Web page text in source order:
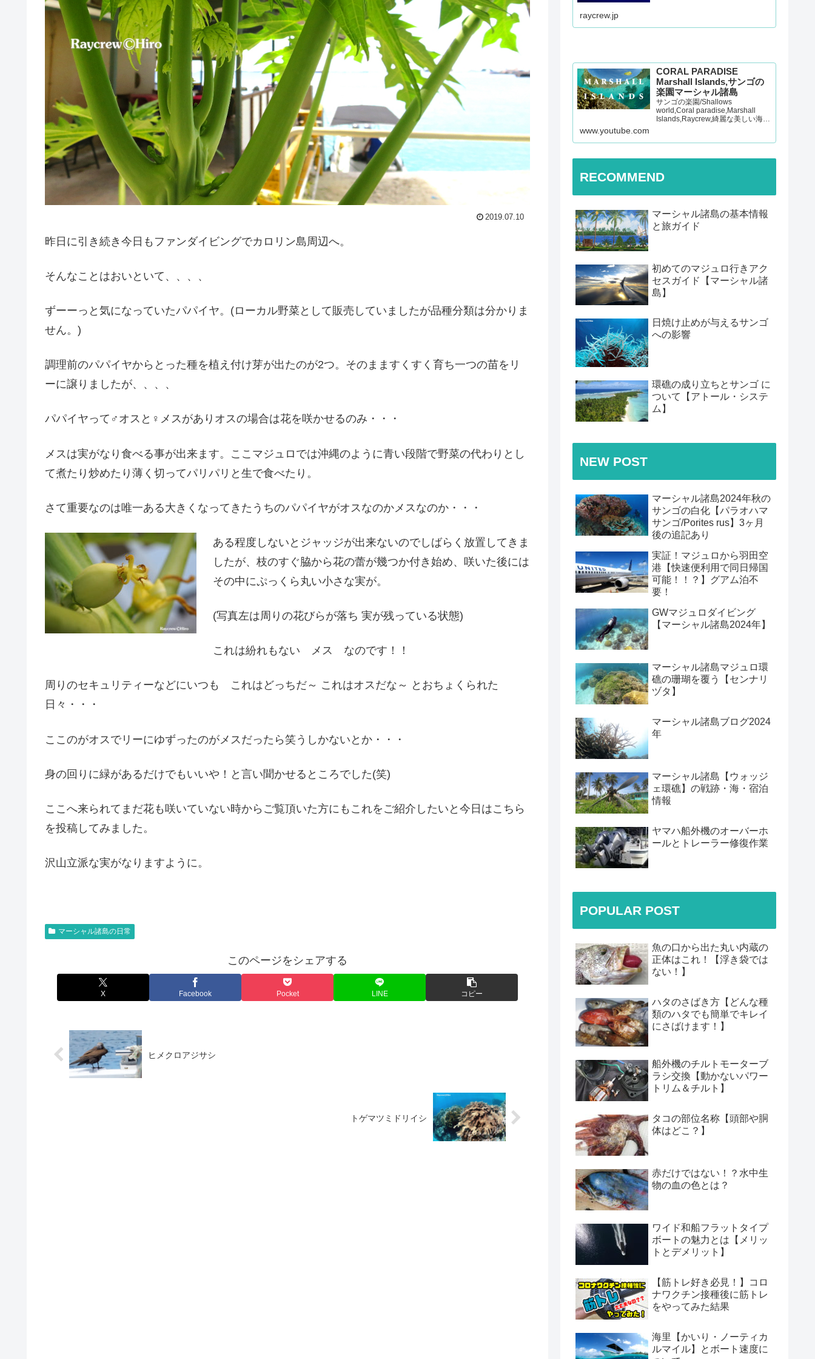
2019.07.10
昨日に引き続き今日もファンダイビングでカロリン島周辺へ。
そんなことはおいといて、、、、
ずーーっと気になっていたパパイヤ。(ローカル野菜として販売していましたが品種分類は分かりま
せん。)
調理前のパパイヤからとった種を植え付け芽が出たのが2つ。そのまますくすく育ち一つの苗をリ
ーに譲りましたが、、、、
パパイヤって♂オスと♀メスがありオスの場合は花を咲かせるのみ・・・
メスは実がなり食べる事が出来ます。ここマジュロでは沖縄のように青い段階で野菜の代わりとし
て煮たり炒めたり薄く切ってパリパリと生で食べたり。
さて重要なのは唯一ある大きくなってきたうちのパパイヤがオスなのかメスなのか・・・
ある程度しないとジャッジが出来ないのでしばらく放置してきま
したが、枝のすぐ脇から花の蕾が幾つか付き始め、咲いた後には
その中にぷっくら丸い小さな実が。
(写真左は周りの花びらが落ち 実が残っている状態)
これは紛れもない メス なのです！！
周りのセキュリティーなどにいつも これはどっちだ～ これはオスだな～ とおちょくられた
日々・・・
ここのがオスでリーにゆずったのがメスだったら笑うしかないとか・・・
身の回りに緑があるだけでもいいや！と言い聞かせるところでした(笑)
ここへ来られてまだ花も咲いていない時からご覧頂いた方にもこれをご紹介したいと今日はこちら
を投稿してみました。
沢山立派な実がなりますように。
マーシャル諸島の日常
このページをシェアする
X Facebook Pocket LINE コピー
ヒメクロアジサシ
トゲマツミドリイシ
raycrew.jp
CORAL PARADISE
Marshall Islands,サンゴの
楽園マーシャル諸島
サンゴの楽園/Shallows
world,Coral paradise,Marshall
Islands,Raycrew,綺麗な美しい海,
お願いします！】Presented…
www.youtube.com
RECOMMEND
マーシャル諸島の基本情報
と旅ガイド
初めてのマジュロ行きアク
セスガイド【マーシャル諸
島】
日焼け止めが与えるサンゴ
への影響
環礁の成り立ちとサンゴ に
ついて【アトール・システ
ム】
NEW POST
マーシャル諸島2024年秋の
サンゴの白化【パラオハマ
サンゴ/Porites rus】3ヶ月
後の追記あり
実証！マジュロから羽田空
港【快速便利用で同日帰国
可能！！？】グアム泊不
要！
GWマジュロダイビング
【マーシャル諸島2024年】
マーシャル諸島マジュロ環
礁の珊瑚を覆う【センナリ
ヅタ】
マーシャル諸島ブログ2024
年
マーシャル諸島【ウォッジ
ェ環礁】の戦跡・海・宿泊
情報
ヤマハ船外機のオーバーホ
ールとトレーラー修復作業
POPULAR POST
魚の口から出た丸い内蔵の
正体はこれ！【浮き袋では
ない！】
ハタのさばき方【どんな種
類のハタでも簡単でキレイ
にさばけます！】
船外機のチルトモーターブ
ラシ交換【動かないパワー
トリム＆チルト】
タコの部位名称【頭部や胴
体はどこ？】
赤だけではない！？水中生
物の血の色とは？
ワイド和船フラットタイプ
ボートの魅力とは【メリッ
トとデメリット】
【筋トレ好き必見！】コロ
ナワクチン接種後に筋トレ
をやってみた結果
海里【かいり・ノーティカ
ルマイル】とボート速度に